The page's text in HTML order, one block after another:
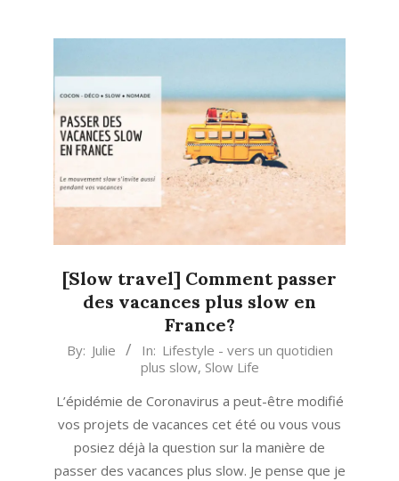
[Slow travel] Comment passer
des vacances plus slow en
France?
2020-
05
By: Julie In: Lifestyle - vers un quotidien
plus slow, Slow Life
L’épidémie de Coronavirus a peut-être modifié
vos projets de vacances cet été ou vous vous
posiez déjà la question sur la manière de
passer des vacances plus slow. Je pense que je